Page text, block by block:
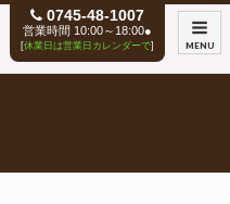
0745-48-1007
営業時間 10:00～18:00●
[休業日は営業日カレンダーで] MENU